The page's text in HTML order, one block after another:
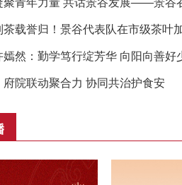
聚青年力量 共话景谷发展——景谷
茶载誉归！景谷代表队在市级茶叶
嫣然：勤学笃行绽芳华 向阳向善好
府院联动聚合力 协同共治护食安